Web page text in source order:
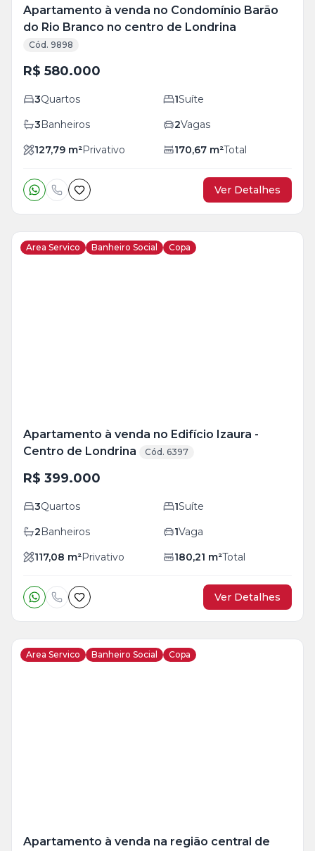
Apartamento à venda no Condomínio Barão
do Rio Branco no centro de Londrina
Cód. 9898
R$ 580.000
3Quartos 1Suíte
3Banheiros 2Vagas
127,79 m²Privativo 170,67 m²Total
Ver Detalhes
Area Servico Banheiro Social Copa
Apartamento à venda no Edifício Izaura -
Centro de Londrina
Cód. 6397
R$ 399.000
3Quartos 1Suíte
2Banheiros 1Vaga
117,08 m²Privativo 180,21 m²Total
Ver Detalhes
Area Servico Banheiro Social Copa
Apartamento à venda na região central de